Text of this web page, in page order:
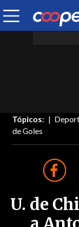
Tópicos:
de Goles
U. de